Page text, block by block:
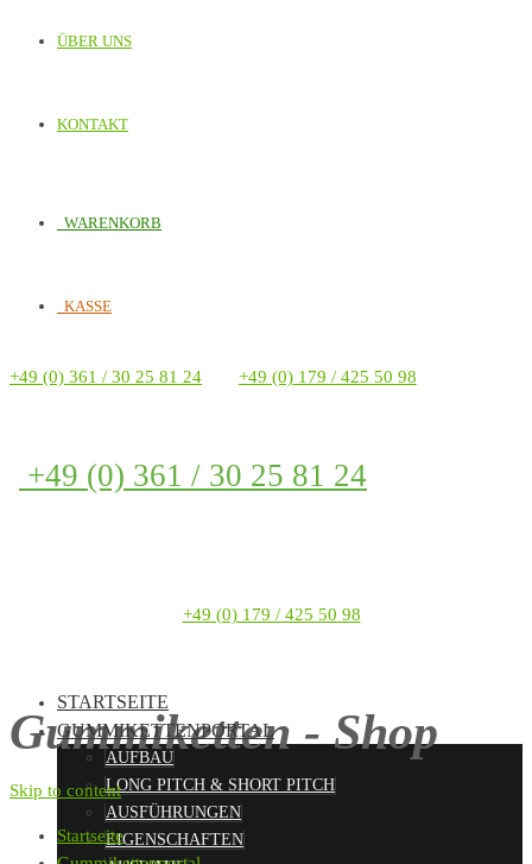
ÜBER UNS
KONTAKT
WARENKORB
KASSE
+49 (0) 361 / 30 25 81 24 +49 (0) 179 / 425 50 98
+49 (0) 361 / 30 25 81 24
+49 (0) 179 / 425 50 98
Gummiketten - Shop
STARTSEITE
GUMMIKETTENPORTAL
AUFBAU
LONG PITCH & SHORT PITCH
AUSFÜHRUNGEN
EIGENSCHAFTEN
Skip to content
Startseite